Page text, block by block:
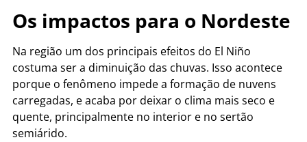
Os impactos para o Nordeste
Na região um dos principais efeitos do El Niño
costuma ser a diminuição das chuvas. Isso acontece
porque o fenômeno impede a formação de nuvens
carregadas, e acaba por deixar o clima mais seco e
quente, principalmente no interior e no sertão
semiárido.